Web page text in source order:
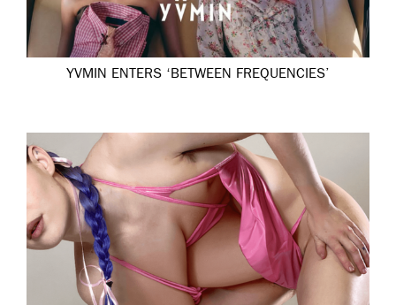
YVMIN ENTERS ‘BETWEEN FREQUENCIES’